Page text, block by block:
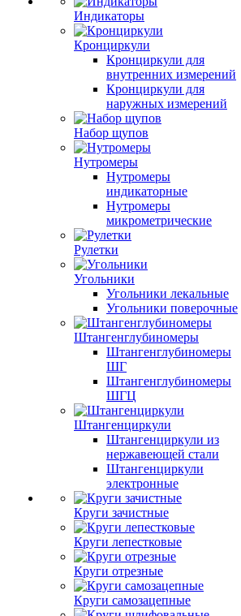
Индикаторы
Кронциркули
Кронциркули для
внутренних измерений
Кронциркули для
наружных измерений
Набор щупов
Нутромеры
Нутромеры
индикаторные
Нутромеры
микрометрические
Рулетки
Угольники
Угольники лекальные
Угольники поверочные
Штангенглубиномеры
Штангенглубиномеры
ШГ
Штангенглубиномеры
ШГЦ
Штангенциркули
Штангенциркули из
нержавеющей стали
Штангенциркули
электронные
Круги зачистные
Круги лепестковые
Круги отрезные
Круги самозацепные